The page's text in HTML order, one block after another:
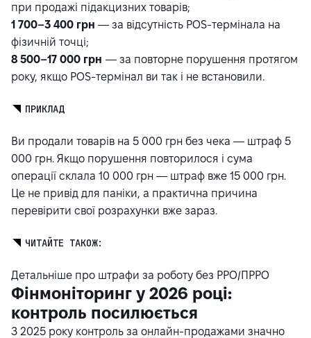
при продажі підакцизних товарів;
1 700–3 400 грн — за відсутність POS-термінала на
фізичній точці;
8 500–17 000 грн — за повторне порушення протягом
року, якщо POS-термінал ви так і не встановили.
ПРИКЛАД
Ви продали товарів на 5 000 грн без чека — штраф 5
000 грн. Якщо порушення повторилося і сума
операції склала 10 000 грн — штраф вже 15 000 грн.
Це не привід для паніки, а практична причина
перевірити свої розрахунки вже зараз.
ЧИТАЙТЕ ТАКОЖ:
Детальніше про штрафи за роботу без РРО/ПРРО
Фінмоніторинг у 2026 році:
контроль посилюється
З 2025 року контроль за онлайн-продажами значно